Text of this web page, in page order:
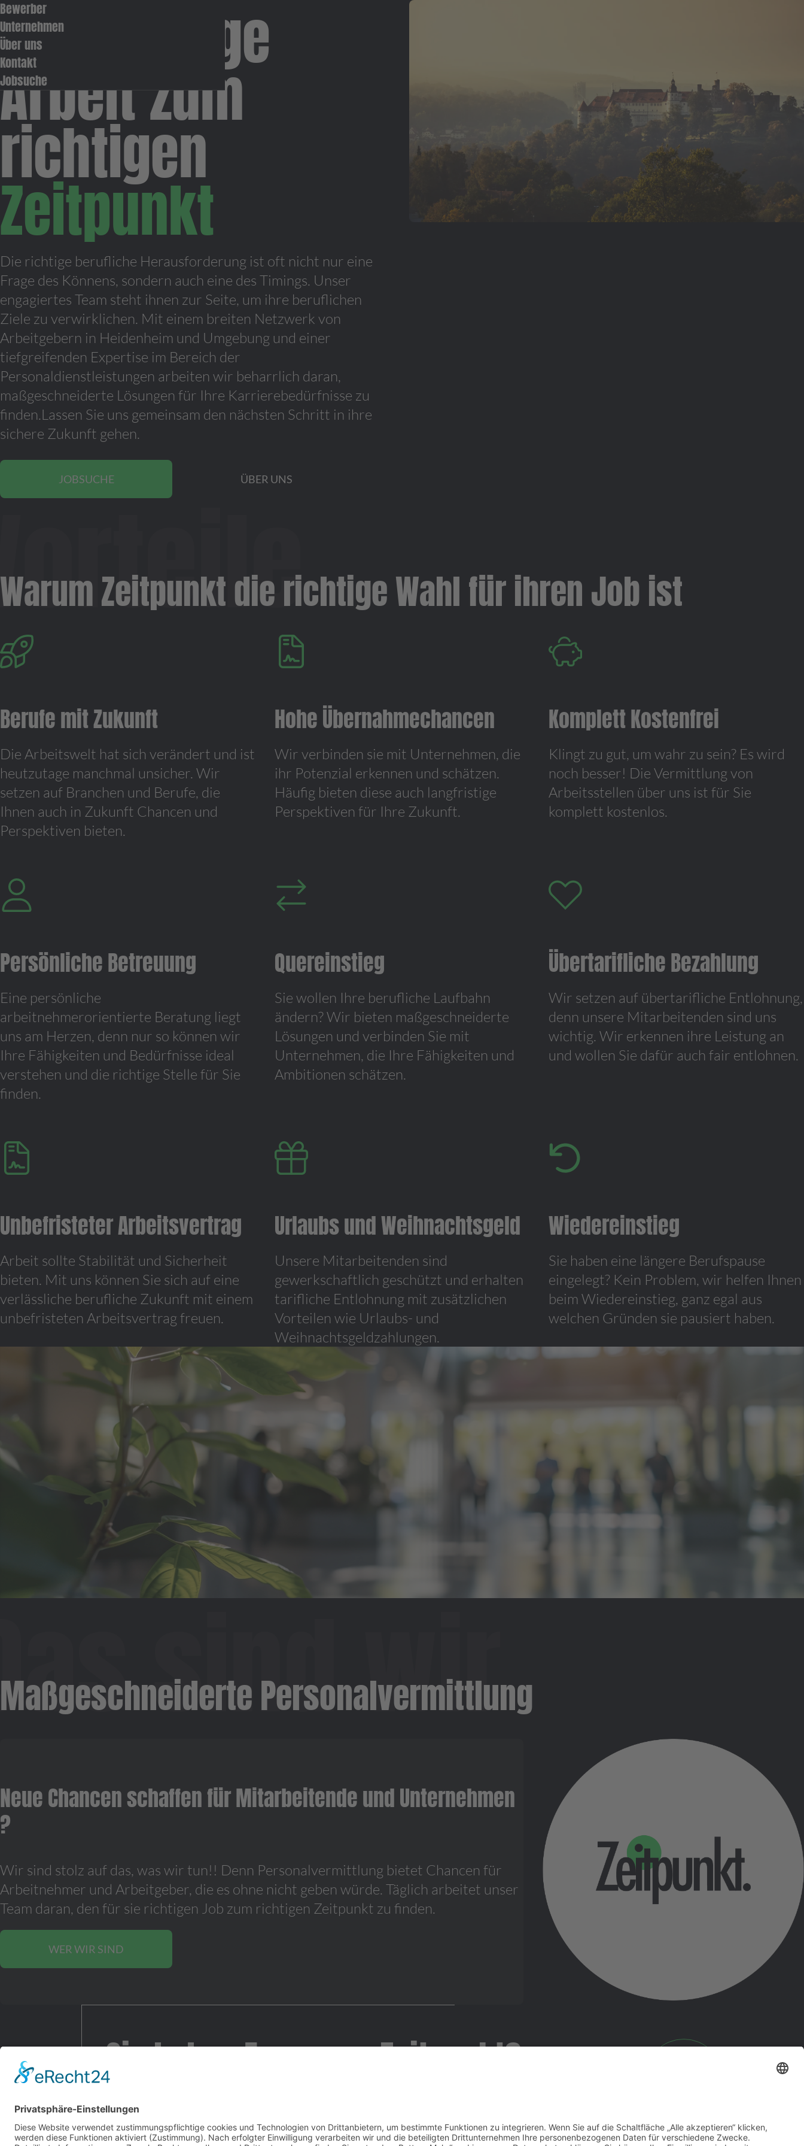
Bewerber
Unternehmen
Über uns
Kontakt
Jobsuche
Die Richtige
Arbeit zum
richtigen
Zeitpunkt
Die richtige berufliche Herausforderung ist oft nicht nur eine
Frage des Könnens, sondern auch eine des Timings. Unser
engagiertes Team steht ihnen zur Seite, um ihre beruflichen
Ziele zu verwirklichen. Mit einem breiten Netzwerk von
Arbeitgebern in Heidenheim und Umgebung und einer
tiefgreifenden Expertise im Bereich der
Personaldienstleistungen arbeiten wir beharrlich daran,
maßgeschneiderte Lösungen für Ihre Karrierebedürfnisse zu
finden.Lassen Sie uns gemeinsam den nächsten Schritt in ihre
sichere Zukunft gehen.
JOBSUCHE ÜBER UNS
Warum Zeitpunkt die richtige Wahl für ihren Job ist
Berufe mit Zukunft
Die Arbeitswelt hat sich verändert und ist
heutzutage manchmal unsicher. Wir
setzen auf Branchen und Berufe, die
Ihnen auch in Zukunft Chancen und
Perspektiven bieten.
Hohe Übernahmechancen
Wir verbinden sie mit Unternehmen, die
ihr Potenzial erkennen und schätzen.
Häufig bieten diese auch langfristige
Perspektiven für Ihre Zukunft.
Komplett Kostenfrei
Klingt zu gut, um wahr zu sein? Es wird
noch besser! Die Vermittlung von
Arbeitsstellen über uns ist für Sie
komplett kostenlos.
Persönliche Betreuung
Eine persönliche
arbeitnehmerorientierte Beratung liegt
uns am Herzen, denn nur so können wir
Ihre Fähigkeiten und Bedürfnisse ideal
verstehen und die richtige Stelle für Sie
finden.
Quereinstieg
Sie wollen Ihre berufliche Laufbahn
ändern? Wir bieten maßgeschneiderte
Lösungen und verbinden Sie mit
Unternehmen, die Ihre Fähigkeiten und
Ambitionen schätzen.
Übertarifliche Bezahlung
Wir setzen auf übertarifliche Entlohnung,
denn unsere Mitarbeitenden sind uns
wichtig. Wir erkennen ihre Leistung an
und wollen Sie dafür auch fair entlohnen.
Unbefristeter Arbeitsvertrag
Arbeit sollte Stabilität und Sicherheit
bieten. Mit uns können Sie sich auf eine
verlässliche berufliche Zukunft mit einem
unbefristeten Arbeitsvertrag freuen.
Urlaubs und Weihnachtsgeld
Unsere Mitarbeitenden sind
gewerkschaftlich geschützt und erhalten
tarifliche Entlohnung mit zusätzlichen
Vorteilen wie Urlaubs- und
Weihnachtsgeldzahlungen.
Wiedereinstieg
Sie haben eine längere Berufspause
eingelegt? Kein Problem, wir helfen Ihnen
beim Wiedereinstieg, ganz egal aus
welchen Gründen sie pausiert haben.
Maßgeschneiderte Personalvermittlung
Neue Chancen schaffen für Mitarbeitende und Unternehmen
?
Wir sind stolz auf das, was wir tun!! Denn Personalvermittlung bietet Chancen für
Arbeitnehmer und Arbeitgeber, die es ohne nicht geben würde. Täglich arbeitet unser
Team daran, den für sie richtigen Job zum richtigen Zeitpunkt zu finden.
WER WIR SIND
Sie haben Fragen zu Zeitpunkt?
Wir helfen gerne!